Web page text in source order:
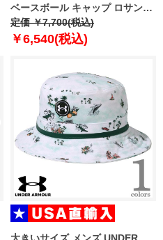
ベースボール キャップ ロサンゼ
ルスドジャース DODGERS 帽子
USA直輸入 10047495
定価 ￥7,700(税込)
￥6,540(税込)